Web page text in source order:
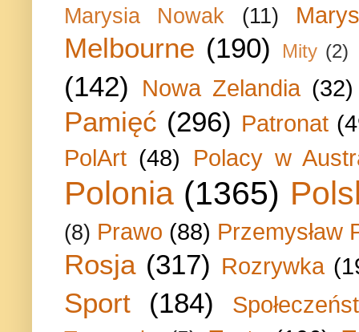
Marysia Nowak (11)
Melbourne (190) Mity (2)
(142) Nowa Zelandia (32)
Pamięć (296) Patronat
PolArt (48) Polacy w
Polonia (1365)
(8) Prawo (88) Przemysław
Rosja (317) Rozrywka
Sport (184)